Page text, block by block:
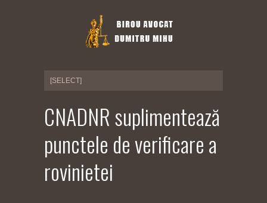
CNADNR suplimentează
punctele de verificare a
rovinietei